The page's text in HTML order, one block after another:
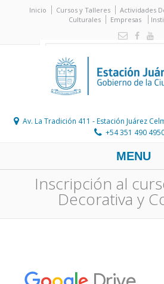
Inicio Cursos y Talleres Actividades
Culturales
Empresas
Av. La Tradición 411 - Estación Juárez
+54 351 490
MENU
Inscripción al
Decorativa y